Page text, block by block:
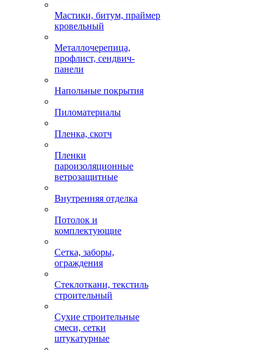
Мастики, битум, праймер
кровельный
Металлочерепица,
профлист, сендвич-
панели
Напольные покрытия
Пиломатериалы
Пленка, скотч
Пленки
пароизоляционные
ветрозащитные
Внутренняя отделка
Потолок и
комплектующие
Сетка, заборы,
ограждения
Стеклоткани, текстиль
строительный
Сухие строительные
смеси, сетки
штукатурные